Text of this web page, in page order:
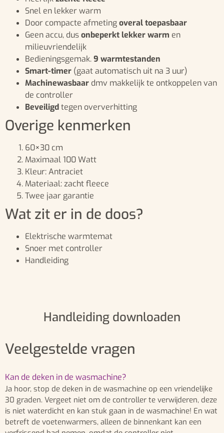
Snel en lekker warm
Door compacte afmetingoveral toepasbaar
Geen accu, dusonbeperkt lekker warm en
milieuvriendelijk
Bedieningsgemak.9 warmtestanden
Smart-timer (gaat automatisch uit na 3 uur)
Machinewasbaar dmv makkelijk te ontkoppelen van
de controller
Beveiligdtegen oververhitting
Overige kenmerken
60×30 cm
Maximaal 100 Watt
Kleur: Antraciet
Materiaal: zacht fleece
Twee jaar garantie
Wat zit er in de doos?
Elektrische warmtemat
Snoer met controller
Handleiding
Handleiding downloaden
Veelgestelde vragen
Kan de deken in de wasmachine?
Ja hoor, stop de deken in de wasmachine op een vriendelijke
30 graden. Vergeet niet om de controller te verwijderen, deze
is niet waterdicht en kan stuk gaan in de wasmachine! En wat
betreft de voetenwarmers, alleen de binnenkant kan een